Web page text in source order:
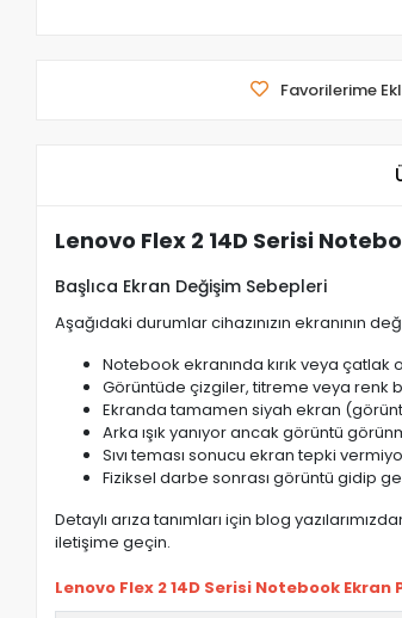
Favorilerime
Lenovo Flex 2 14D Serisi
Başlıca Ekran Değişim Sebepleri
Aşağıdaki durumlar cihazınızın ekranının
Notebook ekranında kırık veya çatlak
Görüntüde çizgiler, titreme veya renk
Ekranda tamamen siyah ekran
Arka ışık yanıyor ancak görüntü
Sıvı teması sonucu ekran tepki
Fiziksel darbe sonrası görüntü gidip
Detaylı arıza tanımları için blog
iletişime geçin.
Lenovo Flex 2 14D Serisi Notebook